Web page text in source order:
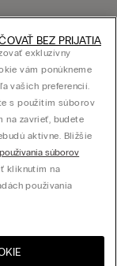
exkluzívny
vám ponúkneme
vašich preferencií.
s použitím súborov
na zavrieť, budete
aktívne. Bližšie
súborov
kliknutím na
používania
BEZ PRIJATIA